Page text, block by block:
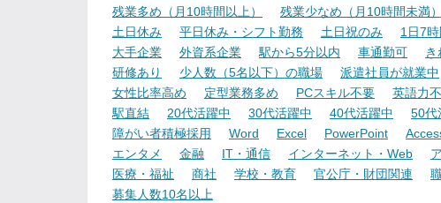
残業多め（月10時間以上）
残業少なめ（月10時間未満）
土日休み
平日休み・シフト勤務 土日祝のみ 1日7
大手企業
外資系企業 駅から5分以内 車通勤可
研修あり
少人数（5名以下）の職場 派遣社員が就業中
女性比率高め
定型業務多め PCスキル不要 英語力
駅直結
20代活躍中 30代活躍中 40代活躍中 50代
障がい者積極採用
Word Excel PowerPoint
エンタメ
金融 IT・通信 インターネット・Web
医療・福祉
商社 学校・教育 官公庁・財団関連
募集人数10名以上